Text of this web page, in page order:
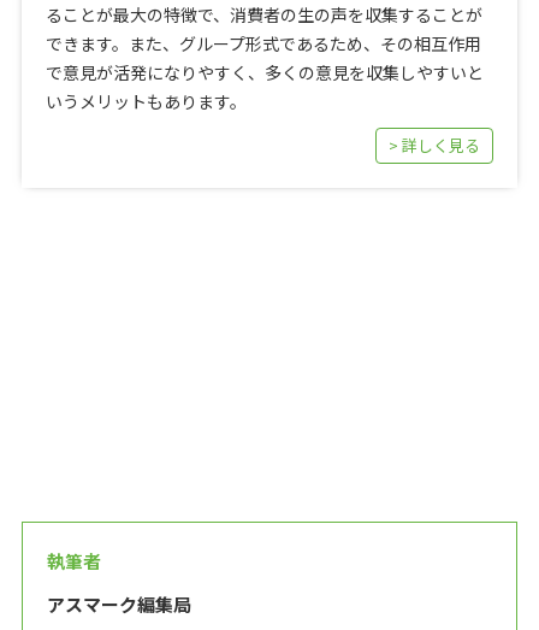
ることが最大の特徴で、消費者の生の声を収集することが
できます。また、グループ形式であるため、その相互作用
で意見が活発になりやすく、多くの意見を収集しやすいと
いうメリットもあります。
> 詳しく見る
執筆者
アスマーク編集局